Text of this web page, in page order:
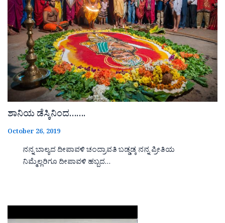
ಶಾನಿಯ ಡೆಸ್ಕಿನಿಂದ…….
October 26, 2019
ನನ್ನ ಬಾಲ್ಯದ ದೀಪಾವಳಿ ಚಂದ್ರಾವತಿ ಬಡ್ಡಡ್ಕ ನನ್ನ ಪ್ರೀತಿಯ
ನಿಮ್ಮೆಲ್ಲರಿಗೂ ದೀಪಾವಳಿ ಹಬ್ಬದ…